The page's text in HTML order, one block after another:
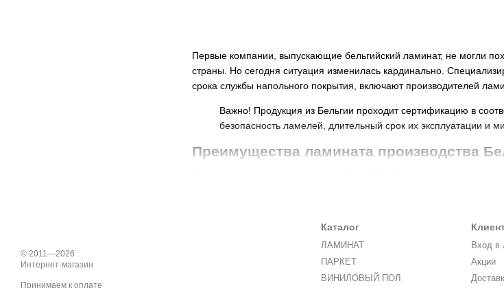
Первые компании, выпускающие бельгийский ламинат, не могли
страны. Но сегодня ситуация изменилась кардинально.
срока службы напольного покрытия, включают производителей
Важно! Продукция из Бельгии проходит сертификацию в
безопасность ламелей, длительный срок их эксплуатации и
Преимущества ламината производства
полностью безопасно для здоровья человека и домашних
организаций, в которых предъявляются высокие требования к
Европейское производство. Важным преимуществом
на территории страны. Следовательно, Вы можете не
© 2011—2026
Интернет-магазин
Принимаем к оплате
Каталог
ЛАМИНАТ
ПАРКЕТ
ВИНИЛОВЫЙ ПОЛ
Вход в
Акции